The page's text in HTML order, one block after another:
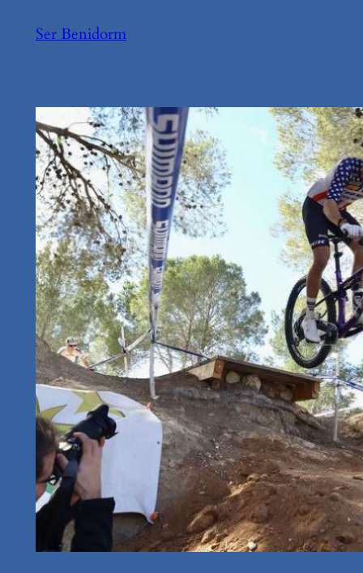
Ser Benidorm